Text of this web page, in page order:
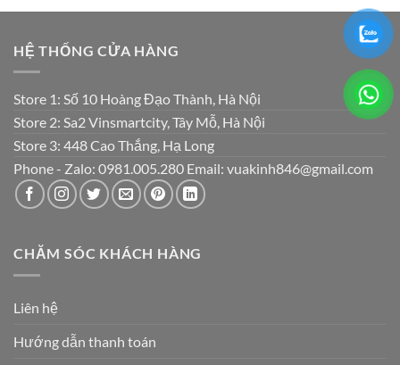
HỆ THỐNG CỬA HÀNG
Store 1: Số 10 Hoàng Đạo Thành, Hà Nội
Store 2: Sa2 Vinsmartcity, Tây Mỗ, Hà Nội
Store 3: 448 Cao Thắng, Hạ Long
Phone - Zalo: 0981.005.280 Email: vuakinh846@gmail.com
CHĂM SÓC KHÁCH HÀNG
Liên hệ
Hướng dẫn thanh toán